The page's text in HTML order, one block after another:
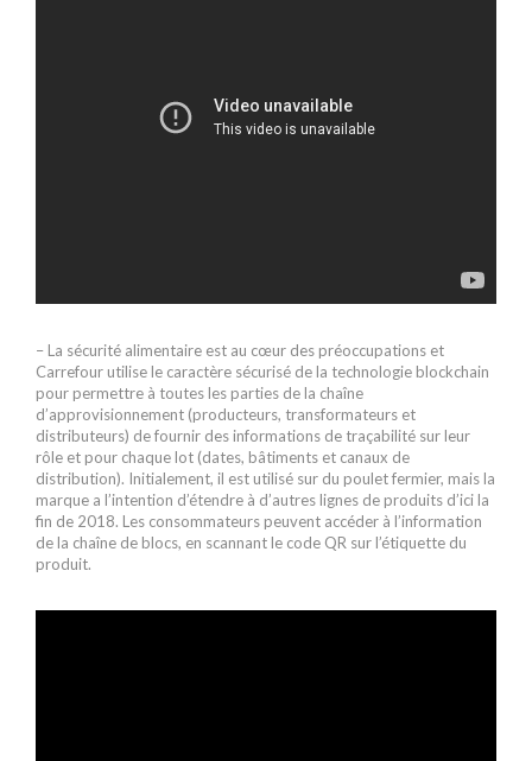
– La sécurité alimentaire est au cœur des préoccupations et
Carrefour utilise le caractère sécurisé de la technologie blockchain
pour permettre à toutes les parties de la chaîne
d’approvisionnement (producteurs, transformateurs et
distributeurs) de fournir des informations de traçabilité sur leur
rôle et pour chaque lot (dates, bâtiments et canaux de
distribution). Initialement, il est utilisé sur du poulet fermier, mais la
marque a l’intention d’étendre à d’autres lignes de produits d’ici la
fin de 2018. Les consommateurs peuvent accéder à l’information
de la chaîne de blocs, en scannant le code QR sur l’étiquette du
produit.